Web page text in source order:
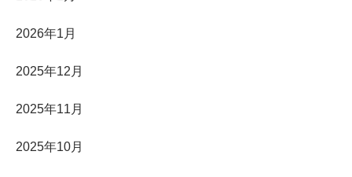
2026年1月
2025年12月
2025年11月
2025年10月